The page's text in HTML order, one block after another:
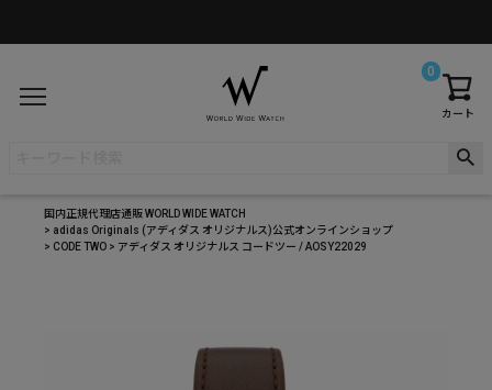
カート
0
国内正規代理店通販 WORLD WIDE WATCH
adidas Originals (アディダス オリジナルス)公式オンラインショップ
CODE TWO
アディダス オリジナルス コードツー / AOSY22029